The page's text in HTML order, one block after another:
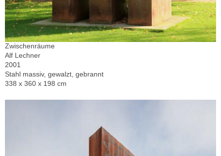
Zwischenräume
Alf Lechner
2001
Stahl massiv, gewalzt, gebrannt
338 x 360 x 198 cm